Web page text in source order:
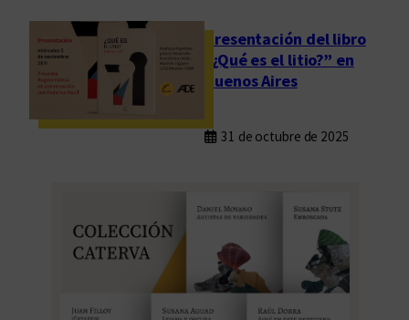
Presentación del libro
“¿Qué es el litio?” en
Buenos Aires
31 de octubre de 2025